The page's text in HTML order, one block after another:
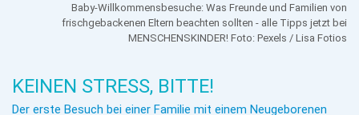
Baby-Willkommensbesuche: Was Freunde und Familien von
frischgebackenen Eltern beachten sollten - alle Tipps jetzt bei
MENSCHENSKINDER! Foto: Pexels / Lisa Fotios
KEINEN STRESS, BITTE!
Der erste Besuch bei einer Familie mit einem Neugeborenen